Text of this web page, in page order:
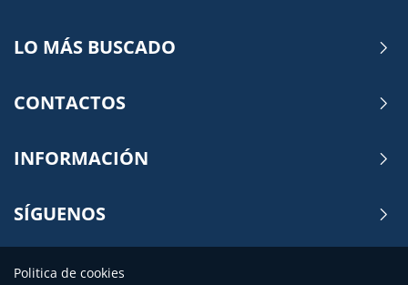
LO MÁS BUSCADO
CONTACTOS
INFORMACIÓN
SÍGUENOS
Politica de cookies